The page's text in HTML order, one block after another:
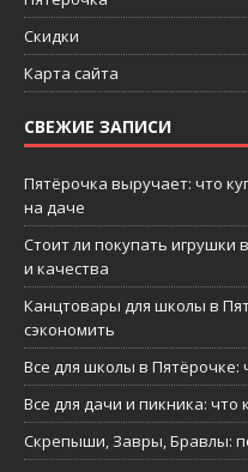
Скидки
Карта сайта
СВЕЖИЕ ЗАПИСИ
Пятёрочка выручает: что
на даче
Стоит ли покупать игрушки
и качества
Канцтовары для школы в
сэкономить
Все для школы в Пятёрочке:
Все для дачи и пикника: что
Скрепыши, Завры, Бравлы: